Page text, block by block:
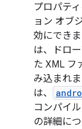
プロパテ
ョン オブ
効にでき
は、ドロ
た XML フ
み込まれ
は、
コンパイ
の詳細につ